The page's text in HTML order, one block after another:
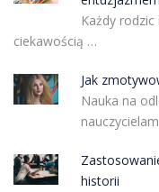
Każdy
ciekawością …
Jak
Nauka na
historii